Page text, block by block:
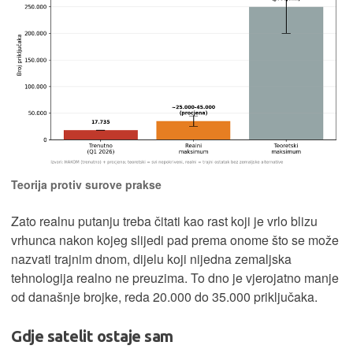
Teorija protiv surove prakse
Zato realnu putanju treba čitati kao rast koji je vrlo blizu
vrhunca nakon kojeg slijedi pad prema onome što se može
nazvati trajnim dnom, dijelu koji nijedna zemaljska
tehnologija realno ne preuzima. To dno je vjerojatno manje
od današnje brojke, reda 20.000 do 35.000 priključaka.
Gdje satelit ostaje sam